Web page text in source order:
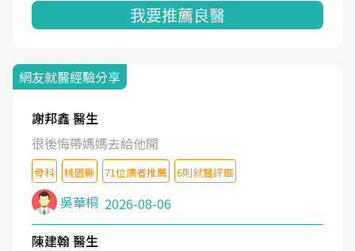
我要推薦良醫
網友就醫經驗分享
謝邦鑫 醫生
很後悔帶媽媽去給他開
骨科 桃園縣 71位讀者推薦 6則就醫評鑑
吳華桐 2026-08-06
陳建翰 醫生